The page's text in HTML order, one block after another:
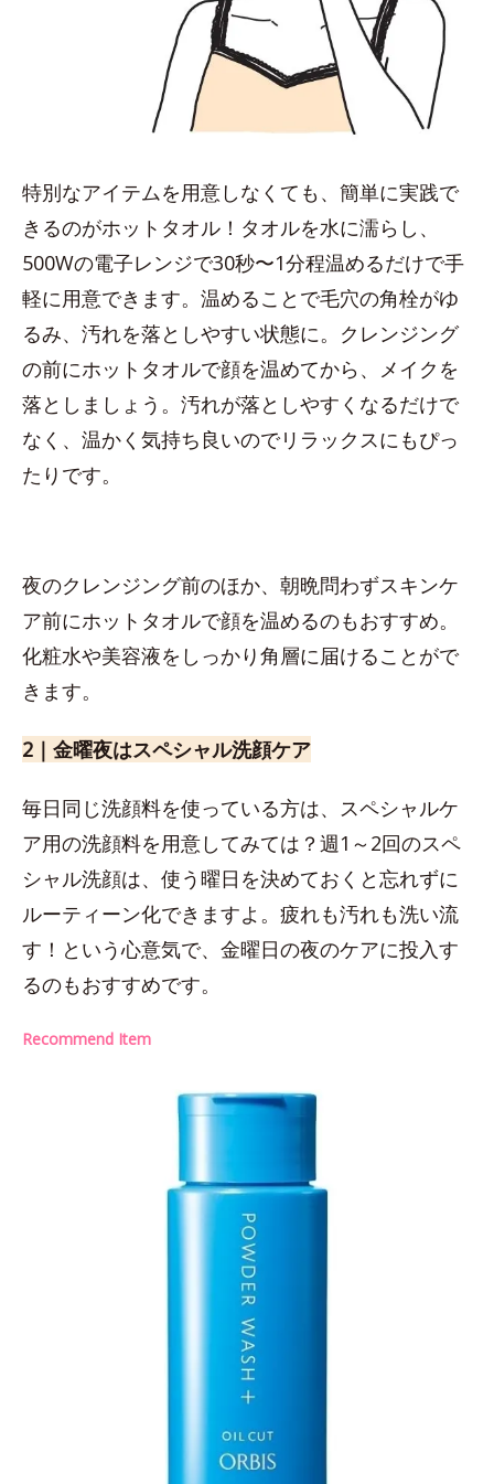
特別なアイテムを用意しなくても、簡単に実践で
きるのがホットタオル！タオルを水に濡らし、
500Wの電子レンジで30秒〜1分程温めるだけで手
軽に用意できます。温めることで毛穴の角栓がゆ
るみ、汚れを落としやすい状態に。クレンジング
の前にホットタオルで顔を温めてから、メイクを
落としましょう。汚れが落としやすくなるだけで
なく、温かく気持ち良いのでリラックスにもぴっ
たりです。
夜のクレンジング前のほか、朝晩問わずスキンケ
ア前にホットタオルで顔を温めるのもおすすめ。
化粧水や美容液をしっかり角層に届けることがで
きます。
2｜金曜夜はスペシャル洗顔ケア
毎日同じ洗顔料を使っている方は、スペシャルケ
ア用の洗顔料を用意してみては？週1～2回のスペ
シャル洗顔は、使う曜日を決めておくと忘れずに
ルーティーン化できますよ。疲れも汚れも洗い流
す！という心意気で、金曜日の夜のケアに投入す
るのもおすすめです。
Recommend Item